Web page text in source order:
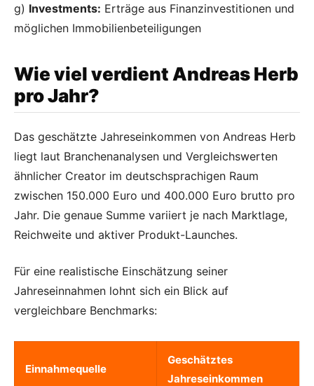
g) Investments: Erträge aus Finanzinvestitionen und
möglichen Immobilienbeteiligungen
Wie viel verdient Andreas Herb
pro Jahr?
Das geschätzte Jahreseinkommen von Andreas Herb
liegt laut Branchenanalysen und Vergleichswerten
ähnlicher Creator im deutschsprachigen Raum
zwischen 150.000 Euro und 400.000 Euro brutto pro
Jahr. Die genaue Summe variiert je nach Marktlage,
Reichweite und aktiver Produkt-Launches.
Für eine realistische Einschätzung seiner
Jahreseinnahmen lohnt sich ein Blick auf
vergleichbare Benchmarks:
Einnahmequelle
Geschätztes
Jahreseinkommen